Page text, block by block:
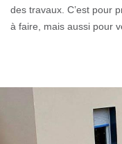
des travaux. C’est pour
à faire, mais aussi pour